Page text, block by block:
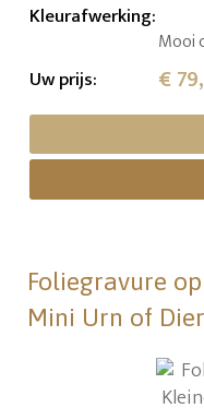
Kleurafwerking:
Mooi
Uw prijs: €
Foliegravure
Mini Urn of